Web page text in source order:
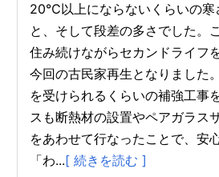
20℃以上にならないくらいの寒
と、そして段差の多さでした。
住み続けながらセカンドライフ
今回の古民家再生となりました
を受けられるくらいの補強工事
スも断熱材の設置やペアガラス
をあわせて行なったことで、安
「わ...[ 続きを読む ]